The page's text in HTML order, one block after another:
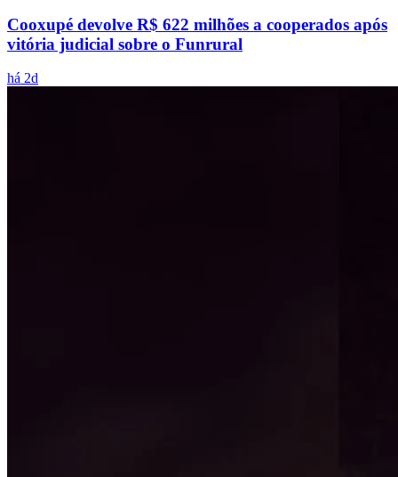
Cooxupé devolve R$ 622 milhões a cooperados após
vitória judicial sobre o Funrural
há 2d